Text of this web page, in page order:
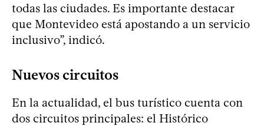
todas las ciudades. Es importante destacar
que Montevideo está apostando a un servicio
inclusivo”, indicó.
Nuevos circuitos
En la actualidad, el bus turístico cuenta con
dos circuitos principales: el Histórico